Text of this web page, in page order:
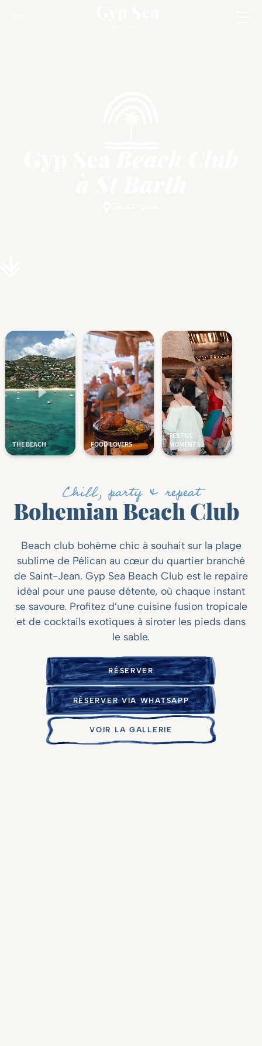
Chill, party & repeat
Bohemian Beach Club
Beach club bohème chic à souhait sur la plage
sublime de Pélican au cœur du quartier branché
de Saint-Jean. Gyp Sea Beach Club est le repaire
idéal pour une pause détente, où chaque instant
se savoure. Profitez d’une cuisine fusion tropicale
et de cocktails exotiques à siroter les pieds dans
le sable.
RÉSERVER
RÉSERVER VIA WHATSAPP
VOIR LA GALLERIE